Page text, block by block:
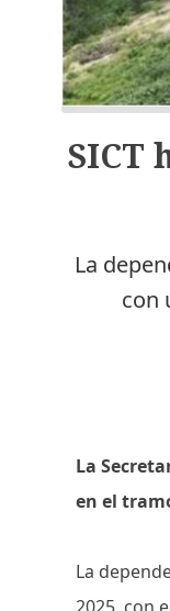
SICT
La
con
La
en el
La